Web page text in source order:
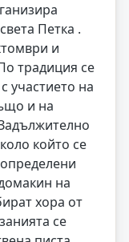
Петка .
и
традиция се
участието на
и на
който се
на
хора от
се